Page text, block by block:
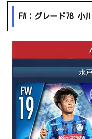
FW：グレード78 小